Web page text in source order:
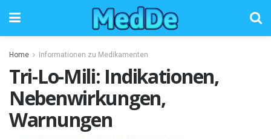
Home Informationen zu Medikamenten
Tri-Lo-Mili: Indikationen,
Nebenwirkungen,
Warnungen